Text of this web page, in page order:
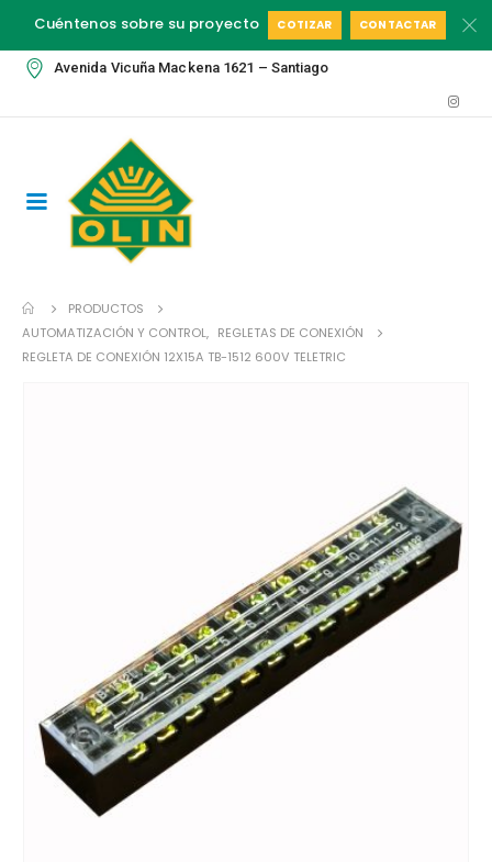
Cuéntenos sobre su proyecto COTIZAR CONTACTAR
Avenida Vicuña Mackena 1621 – Santiago
PRODUCTOS
AUTOMATIZACIÓN Y CONTROL, REGLETAS DE CONEXIÓN
REGLETA DE CONEXIÓN 12X15A TB-1512 600V TELETRIC